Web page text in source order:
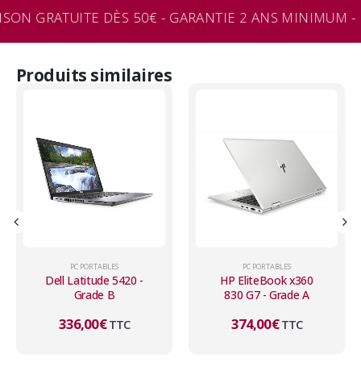
GRATUITE DÈS 50€ - GARANTIE 2 ANS MINIMUM
Produits similaires
PC PORTABLES
Dell Latitude 5420 -
Grade B
336,00€ TTC
PC PORTABLES
HP EliteBook x360
830 G7 - Grade A
374,00€ TTC